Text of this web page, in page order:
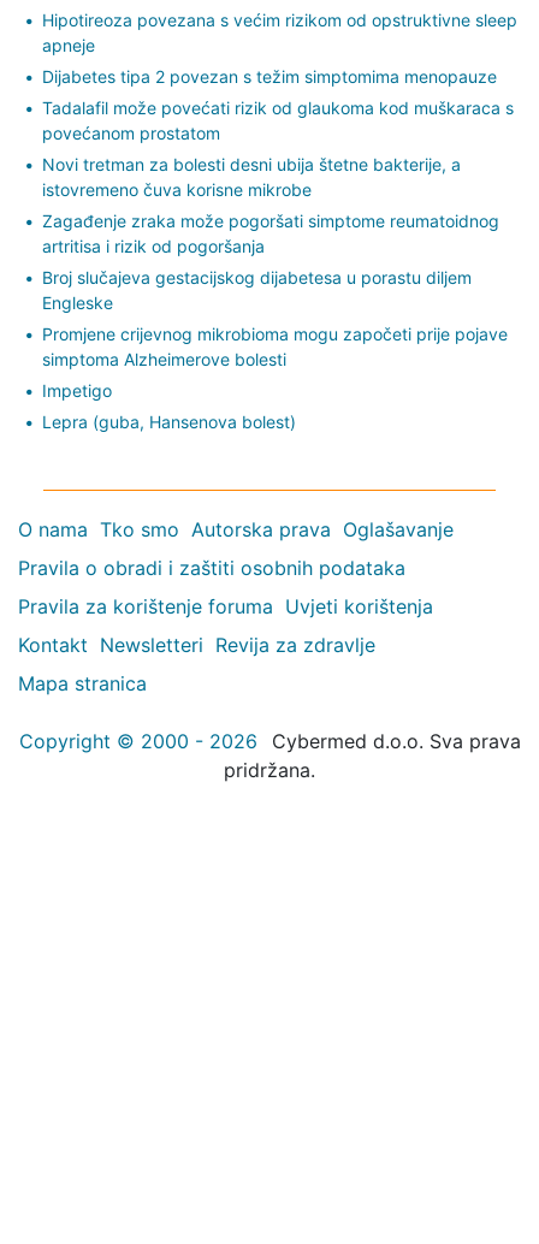
Hipotireoza povezana s većim rizikom od opstruktivne sleep
apneje
Dijabetes tipa 2 povezan s težim simptomima menopauze
Tadalafil može povećati rizik od glaukoma kod muškaraca s
povećanom prostatom
Novi tretman za bolesti desni ubija štetne bakterije, a
istovremeno čuva korisne mikrobe
Zagađenje zraka može pogoršati simptome reumatoidnog
artritisa i rizik od pogoršanja
Broj slučajeva gestacijskog dijabetesa u porastu diljem
Engleske
Promjene crijevnog mikrobioma mogu započeti prije pojave
simptoma Alzheimerove bolesti
Impetigo
Lepra (guba, Hansenova bolest)
O nama Tko smo Autorska prava Oglašavanje
Pravila o obradi i zaštiti osobnih podataka
Pravila za korištenje foruma Uvjeti korištenja
Kontakt Newsletteri Revija za zdravlje
Mapa stranica
Copyright © 2000 - 2026
Cybermed d.o.o. Sva prava
pridržana.